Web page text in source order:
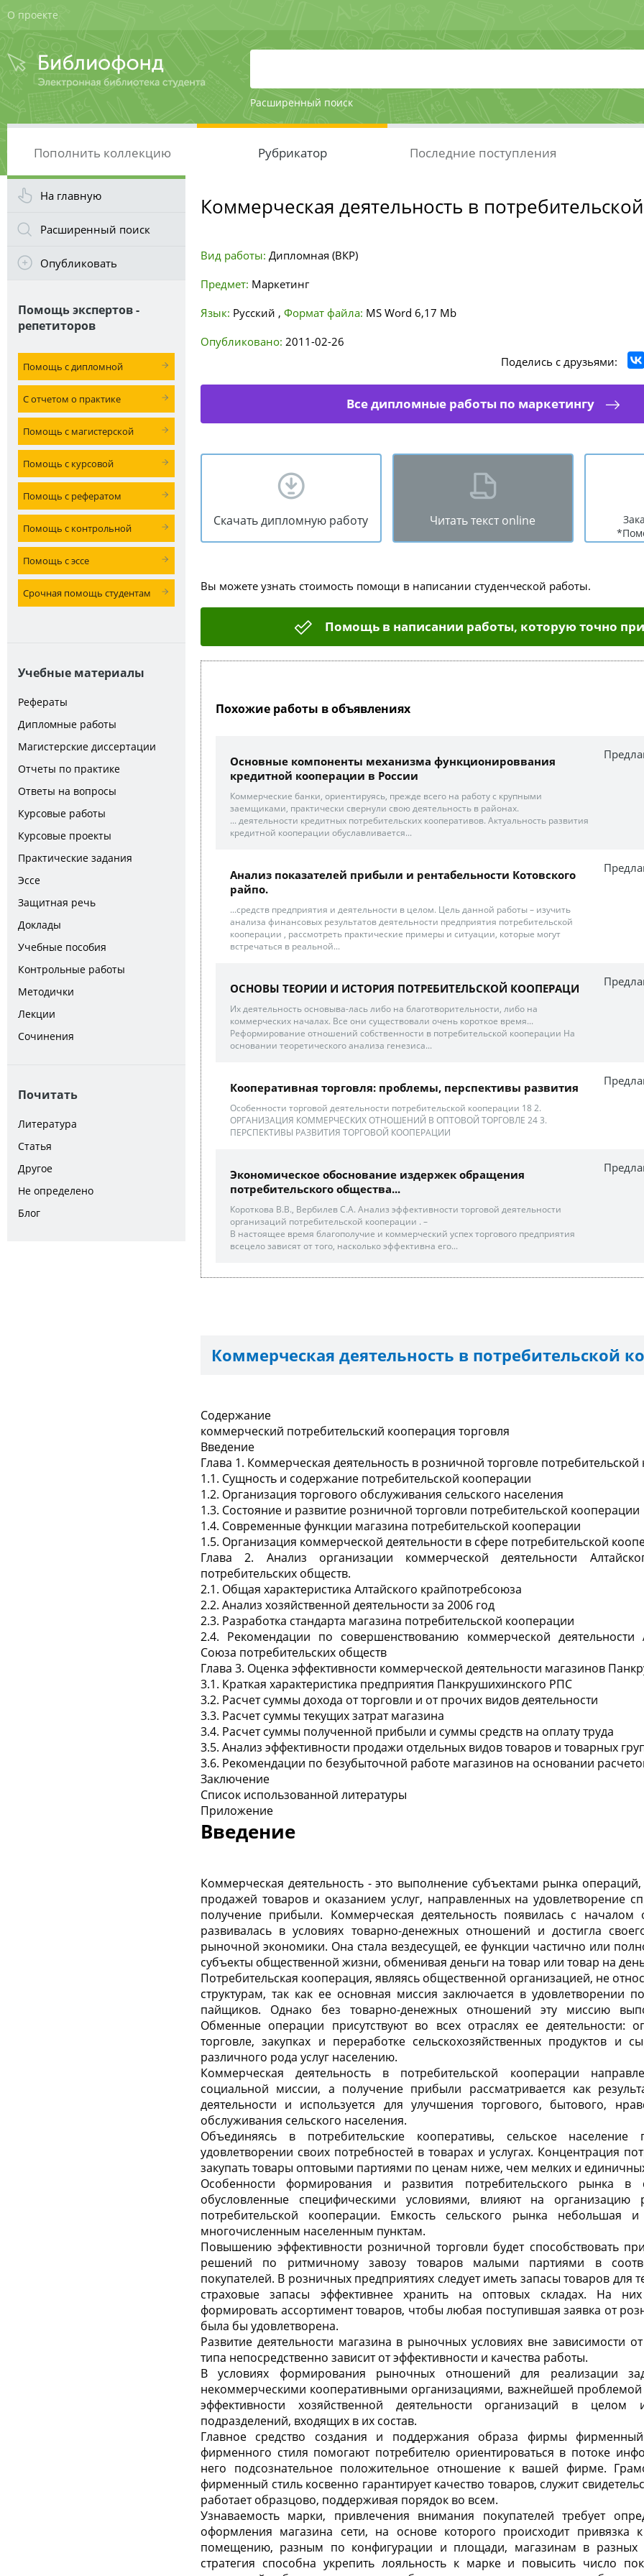
О проекте
Расширенный поиск
Пополнить коллекцию Рубрикатор Последние поступления
На главную
Расширенный поиск
Опубликовать
Помощь экспертов -
репетиторов
Помощь с дипломной
С отчетом о практике
Помощь с магистерской
Помощь с курсовой
Помощь с рефератом
Помощь с контрольной
Помощь с эссе
Срочная помощь студентам
Учебные материалы
Рефераты
Дипломные работы
Магистерские диссертации
Отчеты по практике
Ответы на вопросы
Курсовые работы
Курсовые проекты
Практические задания
Эссе
Защитная речь
Доклады
Учебные пособия
Контрольные работы
Методички
Лекции
Сочинения
Почитать
Литература
Статья
Другое
Не определено
Блог
Коммерческая деятельность в
Вид работы: Дипломная (ВКР)
Предмет: Маркетинг
Язык: Русский , Формат файла: MS Word 6,17 Mb
Опубликовано: 2011-02-26
Поделись с друзьями:
Все дипломные работы по маркетингу
Скачать дипломную работу Читать текст online
Вы можете узнать стоимость помощи в написании студенческой работы.
Помощь в написании работы, которую точно
Похожие работы в объявлениях
Основные компоненты механизма функционироввания
кредитной кооперации в России
Коммерческие банки, ориентируясь, прежде всего на работу с крупными
заемщиками, практически свернули свою деятельность в районах.
... деятельности кредитных потребительских кооперативов. Актуальность развития
кредитной кооперации обуславливается...
Анализ показателей прибыли и рентабельности Котовского
райпо.
...средств предприятия и деятельности в целом. Цель данной работы – изучить
анализа финансовых результатов деятельности предприятия потребительской
кооперации , рассмотреть практические примеры и ситуации, которые могут
встречаться в реальной...
ОСНОВЫ ТЕОРИИ И ИСТОРИЯ ПОТРЕБИТЕЛЬСКОЙ КООПЕРАЦИ
Их деятельность основыва-лась либо на благотворительности, либо на
коммерческих началах. Все они существовали очень короткое время...
Реформирование отношений собственности в потребительской кооперации На
основании теоретического анализа генезиса...
Кооперативная торговля: проблемы, перспективы развития
Особенности торговой деятельности потребительской кооперации 18 2.
ОРГАНИЗАЦИЯ КОММЕРЧЕСКИХ ОТНОШЕНИЙ В ОПТОВОЙ ТОРГОВЛЕ 24 3.
ПЕРСПЕКТИВЫ РАЗВИТИЯ ТОРГОВОЙ КООПЕРАЦИИ
Экономическое обоснование издержек обращения
потребительского общества...
Короткова В.В., Вербилев С.А. Анализ эффективности торговой деятельности
организаций потребительской кооперации . –
В настоящее время благополучие и коммерческий успех торгового предприятия
всецело зависят от того, насколько эффективна его...
Коммерческая деятельность в потребительской
Содержание
коммерческий потребительский кооперация торговля
Введение
Глава 1. Коммерческая деятельность в розничной торговле
1.1. Сущность и содержание потребительской кооперации
1.2. Организация торгового обслуживания сельского населения
1.3. Состояние и развитие розничной торговли потребительской кооперации
1.4. Современные функции магазина потребительской кооперации
1.5. Организация коммерческой деятельности в сфере потребительской
Глава 2. Анализ организации коммерческой деятельности
потребительских обществ.
2.1. Общая характеристика Алтайского крайпотребсоюза
2.2. Анализ хозяйственной деятельности за 2006 год
2.3. Разработка стандарта магазина потребительской кооперации
2.4. Рекомендации по совершенствованию коммерческой деятельности
Союза потребительских обществ
Глава 3. Оценка эффективности коммерческой деятельности магазинов
3.1. Краткая характеристика предприятия Панкрушихинского РПС
3.2. Расчет суммы дохода от торговли и от прочих видов деятельности
3.3. Расчет суммы текущих затрат магазина
3.4. Расчет суммы полученной прибыли и суммы средств на оплату труда
3.5. Анализ эффективности продажи отдельных видов товаров и товарных
3.6. Рекомендации по безубыточной работе магазинов на основании
Заключение
Список использованной литературы
Приложение
Введение
Коммерческая деятельность - это выполнение субъектами рынка
продажей товаров и оказанием услуг, направленных на удовлетворение
получение прибыли. Коммерческая деятельность появилась с началом
развивалась в условиях товарно-денежных отношений и достигла
рыночной экономики. Она стала вездесущей, ее функции частично или
субъекты общественной жизни, обменивая деньги на товар или товар на
Потребительская кооперация, являясь общественной организацией, не
структурам, так как ее основная миссия заключается в удовлетворении
пайщиков. Однако без товарно-денежных отношений эту миссию
Обменные операции присутствуют во всех отраслях ее деятельности:
торговле, закупках и переработке сельскохозяйственных продуктов и
различного рода услуг населению.
Коммерческая деятельность в потребительской кооперации
социальной миссии, а получение прибыли рассматривается как
деятельности и используется для улучшения торгового, бытового,
обслуживания сельского населения.
Объединяясь в потребительские кооперативы, сельское
удовлетворении своих потребностей в товарах и услугах. Концентрация
закупать товары оптовыми партиями по ценам ниже, чем мелких и
Особенности формирования и развития потребительского рынка в
обусловленные специфическими условиями, влияют на организацию
потребительской кооперации. Емкость сельского рынка небольшая
многочисленным населенным пунктам.
Повышению эффективности розничной торговли будет способствовать
решений по ритмичному завозу товаров малыми партиями в
покупателей. В розничных предприятиях следует иметь запасы товаров для
страховые запасы эффективнее хранить на оптовых складах. На
формировать ассортимент товаров, чтобы любая поступившая заявка от
была бы удовлетворена.
Развитие деятельности магазина в рыночных условиях вне зависимости
типа непосредственно зависит от эффективности и качества работы.
В условиях формирования рыночных отношений для реализации
некоммерческими кооперативными организациями, важнейшей
эффективности хозяйственной деятельности организаций в целом
подразделений, входящих в их состав.
Главное средство создания и поддержания образа фирмы
фирменного стиля помогают потребителю ориентироваться в потоке
него подсознательное положительное отношение к вашей фирме.
фирменный стиль косвенно гарантирует качество товаров, служит
работает образцово, поддерживая порядок во всем.
Узнаваемость марки, привлечения внимания покупателей требует
оформления магазина сети, на основе которого происходит привязка
помещению, разным по конфигурации и площади, магазинам в разных
стратегия способна укрепить лояльность к марке и повысить число